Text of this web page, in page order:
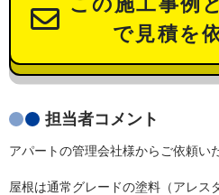
で見積を
担当者コメント
アパートの管理会社様からご依頼い
屋根は通常グレードの塗料（アレス